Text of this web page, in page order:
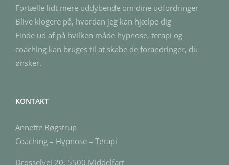
Fortælle lidt mere uddybende om dine udfordringer
Blive klogere på, hvordan jeg kan hjælpe dig
Finde ud af på hvilken måde hypnose, terapi og
coaching kan bruges til at skabe de forandringer, du
ønsker.
KONTAKT
Annette Bøgstrup
Coaching – Hypnose – Terapi
Drosselvej 20, 5500 Middelfart